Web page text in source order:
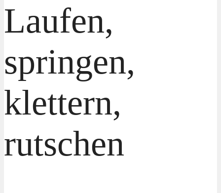
Laufen,
springen,
klettern,
rutschen